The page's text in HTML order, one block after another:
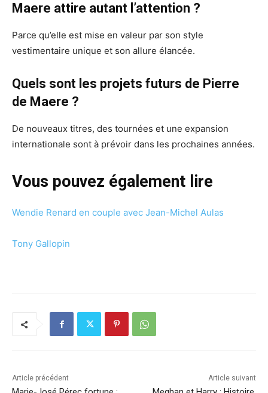
Maere attire autant l’attention ?
Parce qu’elle est mise en valeur par son style
vestimentaire unique et son allure élancée.
Quels sont les projets futurs de Pierre
de Maere ?
De nouveaux titres, des tournées et une expansion
internationale sont à prévoir dans les prochaines années.
Vous pouvez également lire
Wendie Renard en couple avec Jean-Michel Aulas
Tony Gallopin
Article précédent Article suivant